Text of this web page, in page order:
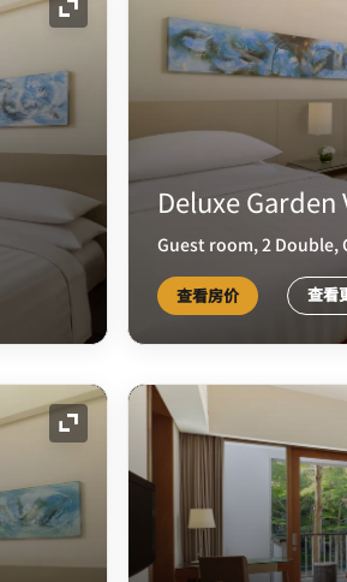
展开图标
Deluxe Garden
Guest room, 2 Double,
查看房价 查看
展开图标